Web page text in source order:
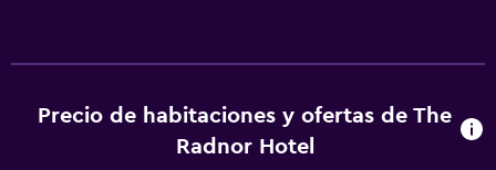
Precio de habitaciones y ofertas de The
Radnor Hotel